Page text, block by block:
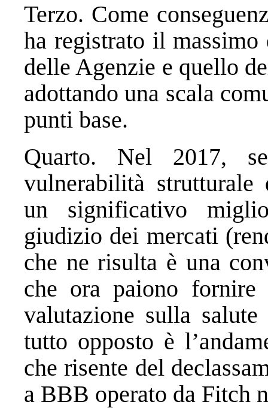
Terzo. Come
ha registrato il
delle Agenzie e quello
adottando una scala
punti base.
Quarto. Nel 2017,
vulnerabilità
un significativo
giudizio dei mercati
che ne risulta è una
che ora paiono fornire
valutazione sulla
tutto opposto è
che risente del
a BBB operato da Fitch